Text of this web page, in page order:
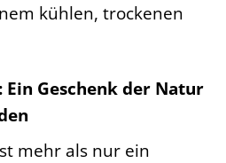
kühlen, trockenen
Ein Geschenk der Natur
mehr als nur ein